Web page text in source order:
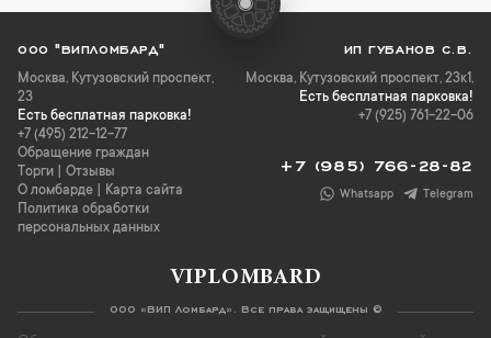
ООО "ВИПЛОМБАРД"
Москва, Кутузовский проспект,
23
Есть бесплатная парковка!
+7 (495) 212-12-77
Обращение граждан
Торги
Отзывы
О ломбарде
Карта сайта
Политика обработки
персональных данных
ИП ГУБАНОВ С.В.
Москва, Кутузовский проспект, 23к1,
Есть бесплатная парковка!
+7 (925) 761-22-06
+7 (985) 766-28-82
Whatsapp Telegram
VIPLOMBARD
ООО «ВИП Ломбард». Все права защищены ©